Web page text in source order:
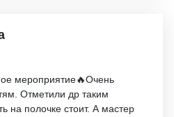
мероприятие🔥Очень
Отметили др таким
на полочке стоит. А мастер